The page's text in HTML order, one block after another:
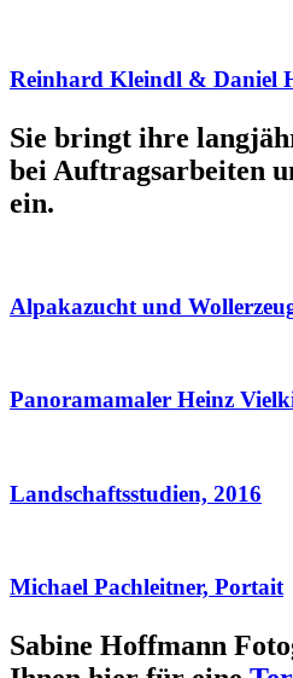
Reinhard Kleindl & Daniel
Sie bringt ihre
bei Auftragsarbeiten
ein.
Alpakazucht und
Panoramamaler Heinz
Landschaftsstudien, 2016
Michael Pachleitner, Portait
Sabine Hoffmann